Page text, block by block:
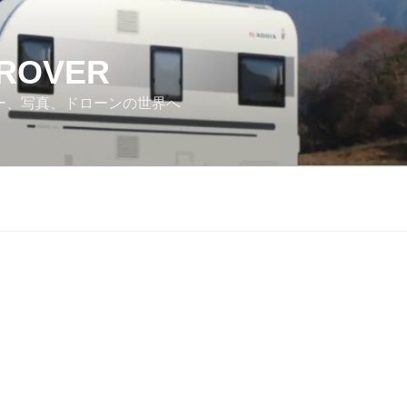
写真、ドローンの世界へ